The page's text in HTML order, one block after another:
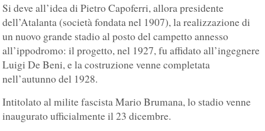
Si deve all’idea di Pietro Capoferri, allora presidente
dell’Atalanta (società fondata nel 1907), la realizzazione di
un nuovo grande stadio al posto del campetto annesso
all’ippodromo: il progetto, nel 1927, fu affidato all’ingegnere
Luigi De Beni, e la costruzione venne completata
nell’autunno del 1928.
Intitolato al milite fascista Mario Brumana, lo stadio venne
inaugurato ufficialmente il 23 dicembre.